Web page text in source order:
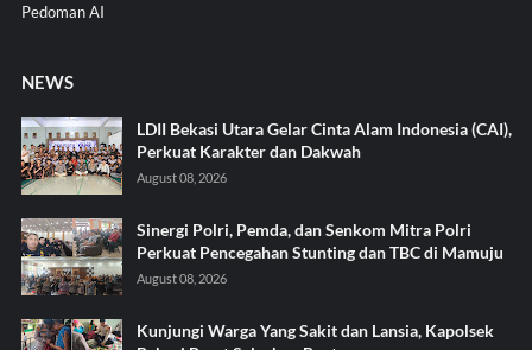
Pedoman AI
NEWS
LDII Bekasi Utara Gelar Cinta Alam Indonesia (CAI),
Perkuat Karakter dan Dakwah
August 08, 2026
Sinergi Polri, Pemda, dan Senkom Mitra Polri
Perkuat Pencegahan Stunting dan TBC di Mamuju
August 08, 2026
Kunjungi Warga Yang Sakit dan Lansia, Kapolsek